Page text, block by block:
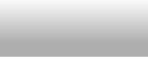
DEUTSCHE